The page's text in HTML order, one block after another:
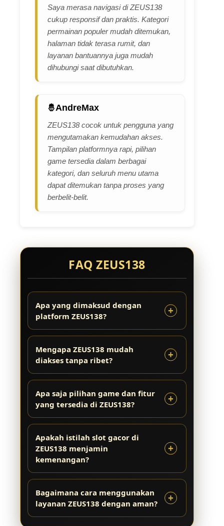
Saya merasa navigasi di ZEUS138
cukup responsif dan praktis. Kategori
permainan populer mudah ditemukan,
halaman tidak terasa rumit, dan
layanan bantuannya juga mudah
dihubungi saat dibutuhkan.
AndreMax
ZEUS138 cocok untuk pengguna yang
mengutamakan kemudahan akses.
Tampilan platformnya rapi, pilihan
game tersedia dalam berbagai
kategori, dan seluruh menu utama
dapat ditemukan tanpa proses yang
berbelit-belit.
FAQ ZEUS138
Apa yang dimaksud dengan
platform ZEUS138?
Mengapa ZEUS138 mudah
diakses tanpa ribet?
Apa saja pilihan game dan fitur
yang tersedia di ZEUS138?
Apakah istilah slot gacor di
ZEUS138 menjamin
kemenangan?
Bagaimana cara menggunakan
layanan ZEUS138 dengan aman?